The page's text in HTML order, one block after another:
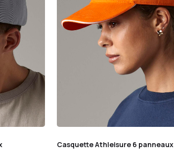
Casquette Athleisure 6 panneaux